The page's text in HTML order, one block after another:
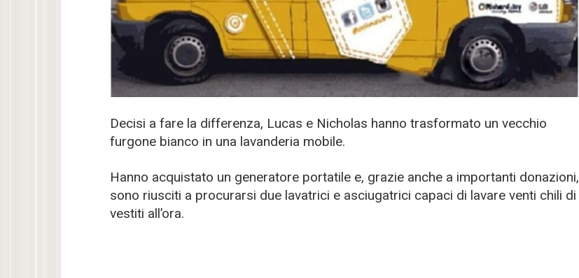
Decisi a fare la differenza, Lucas e Nicholas hanno trasformato un vecchio
furgone bianco in una lavanderia mobile.
Hanno acquistato un generatore portatile e, grazie anche a importanti donazioni,
sono riusciti a procurarsi due lavatrici e asciugatrici capaci di lavare venti chili di
vestiti all’ora.